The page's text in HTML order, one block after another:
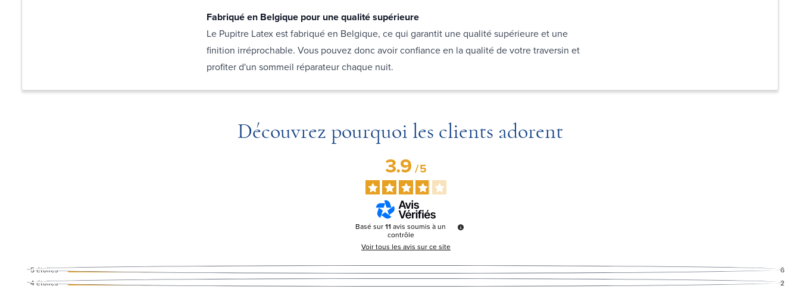
Fabriqué en Belgique pour une qualité supérieure
Le Pupitre Latex est fabriqué en Belgique, ce qui garantit une qualité supérieure et une
finition irréprochable. Vous pouvez donc avoir confiance en la qualité de votre traversin et
profiter d'un sommeil réparateur chaque nuit.
Découvrez pourquoi les clients adorent
3.9/5
Basé sur11avis soumis à un
contrôle
Voir tous les avis sur ce site
5étoiles
6
4étoiles
2